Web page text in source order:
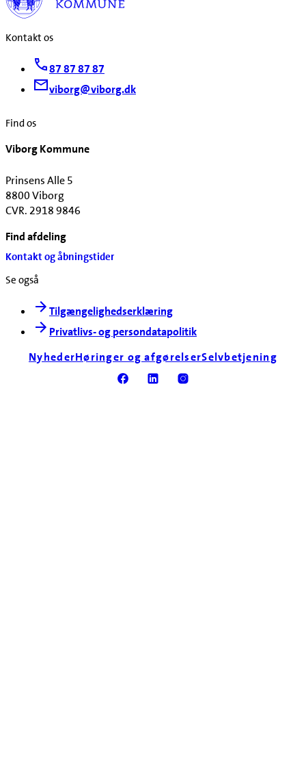
Kontakt os
87 87 87 87
viborg@viborg.dk
Find os
Viborg Kommune
Prinsens Alle 5
8800 Viborg
CVR. 2918 9846
Find afdeling
Kontakt og åbningstider
Se også
Tilgængelighedserklæring
Privatlivs- og persondatapolitik
NyhederHøringer og afgørelserSelvbetjening